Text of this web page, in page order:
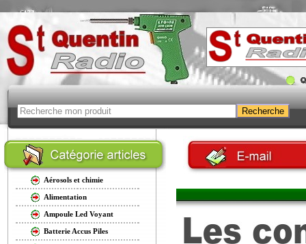
Aérosols et chimie
Alimentation
Ampoule Led Voyant
Batterie Accus Piles